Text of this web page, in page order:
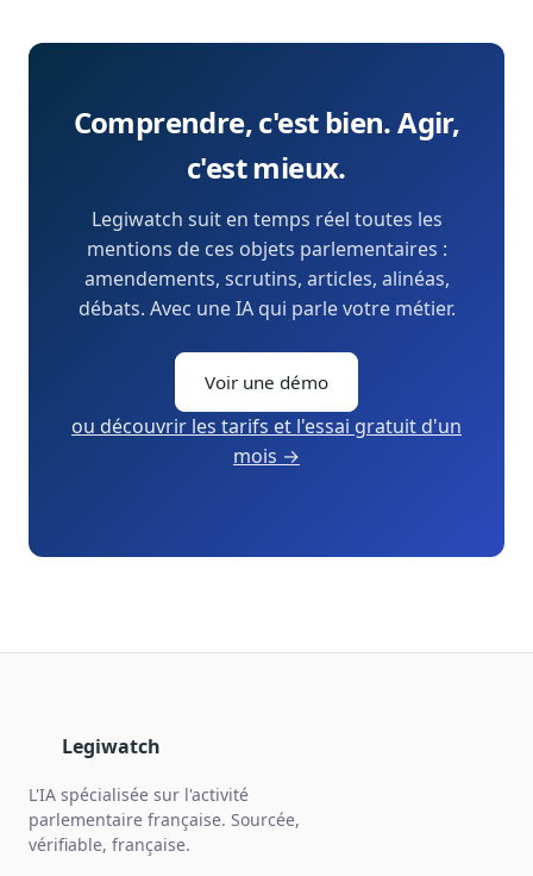
Comprendre, c'est bien. Agir,
c'est mieux.
Legiwatch suit en temps réel toutes les
mentions de ces objets parlementaires :
amendements, scrutins, articles, alinéas,
débats. Avec une IA qui parle votre métier.
Voir une démo
ou découvrir les tarifs et l'essai gratuit d'un
mois →
Legiwatch
L'IA spécialisée sur l'activité
parlementaire française. Sourcée,
vérifiable, française.